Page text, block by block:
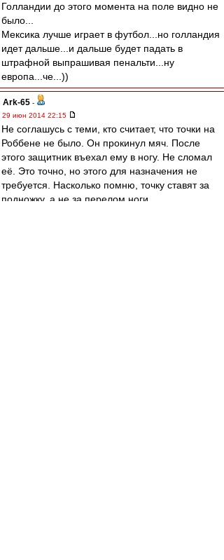
Голландии до этого момента на поле видно не
было...
Мексика лучше играет в футбол...но голландия
идет дальше...и дальше будет падать в
штрафной выпрашивая пенальти...ну
европа...че...))
Ark-65 -
29 июн 2014 22:15
Не соглашусь с теми, кто считает, что точки на
Роббене не было. Он прокинул мяч. После
этого защитник въехал ему в ногу. Не сломал
её. Это точно, но этого для назначения не
требуется. Насколько помню, точку ставят за
подножку, а не за перелом ноги.